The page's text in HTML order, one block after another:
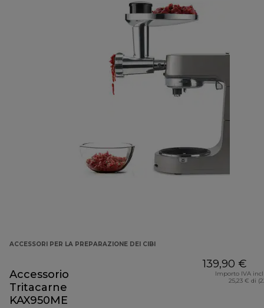
ACCESSORI PER LA PREPARAZIONE DEI CIBI
Accessorio
Tritacarne
KAX950ME
139,90 €
Importo IVA
25,23 € di